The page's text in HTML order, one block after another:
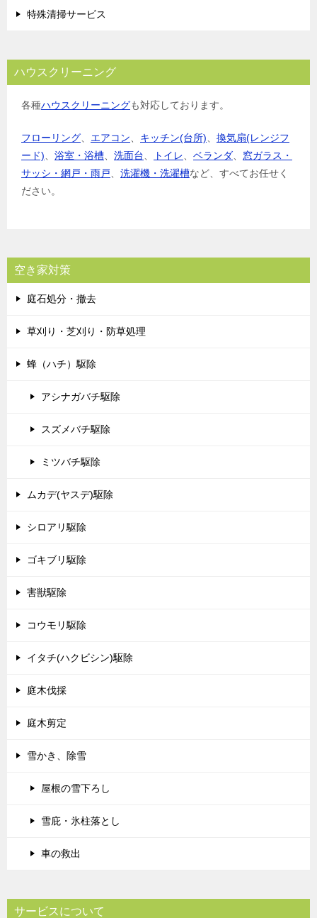
特殊清掃サービス
ハウスクリーニング
各種ハウスクリーニングも対応しております。
フローリング エアコン キッチン(台所)
換気扇(レンジフ
ード)
浴室・浴槽 洗面台 トイレ ベランダ
窓ガラス・
サッシ・網戸・雨戸
洗濯機・洗濯槽など、すべてお任せく
ださい。
空き家対策
庭石処分・撤去
草刈り・芝刈り・防草処理
蜂（ハチ）駆除
アシナガバチ駆除
スズメバチ駆除
ミツバチ駆除
ムカデ(ヤスデ)駆除
シロアリ駆除
ゴキブリ駆除
害獣駆除
コウモリ駆除
イタチ(ハクビシン)駆除
庭木伐採
庭木剪定
雪かき、除雪
屋根の雪下ろし
雪庇・氷柱落とし
車の救出
サービスについて